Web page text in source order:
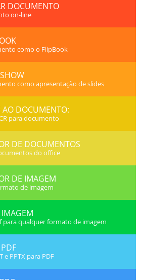
DOCUMENTO
on-line
como o FlipBook
como apresentação de slides
AO DOCUMENTO:
para documento
DE DOCUMENTOS
do office
DE IMAGEM
de imagem
para qualquer formato de imagem
e PPTX para PDF